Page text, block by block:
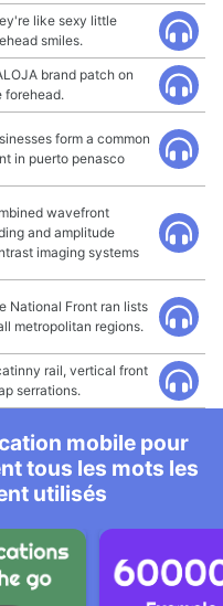
like sexy little
smiles.
brand patch on
forehead.
form a common
in puerto penasco
wavefront
and amplitude
imaging systems
National Front ran lists
metropolitan regions.
rail, vertical front
serrations.
mobile pour
tous les mots les
utilisés